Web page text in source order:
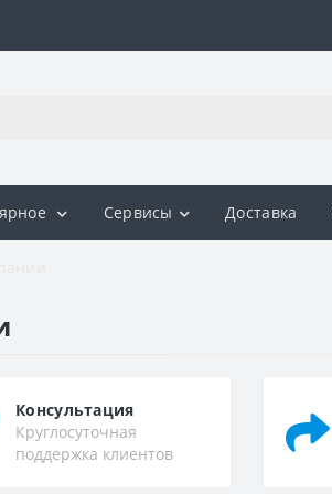
Сервисы Доставка
Консультация
Круглосуточная
поддержка клиентов